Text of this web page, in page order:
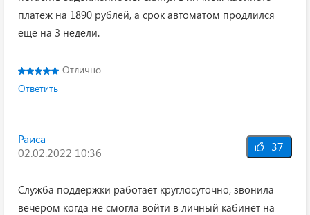
платеж на 1890 рублей, а срок автоматом продлился
еще на 3 недели.
Отлично
Ответить
Раиса
02.02.2022 10:36
37
Служба поддержки работает круглосуточно, звонила
вечером когда не смогла войти в личный кабинет на